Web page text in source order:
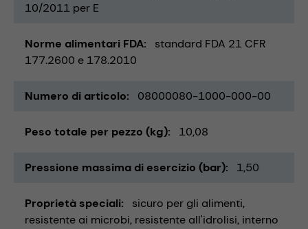
10/2011 per E
Norme alimentari FDA
standard FDA 21 CFR
177.2600 e 178.2010
Numero di articolo 08000080-1000-000-00
Peso totale per pezzo (kg) 10,08
Pressione massima di esercizio (bar) 1,50
Proprietà speciali
sicuro per gli alimenti
resistente ai microbi resistente all'idrolisi interno